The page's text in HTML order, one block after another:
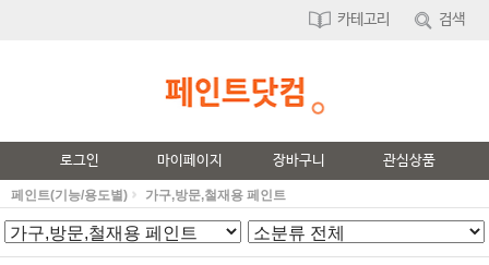
카테고리 검색
로그인 마이페이지 장바구니 관심상품
페인트(기능/용도별) 가구,방문,철재용 페인트